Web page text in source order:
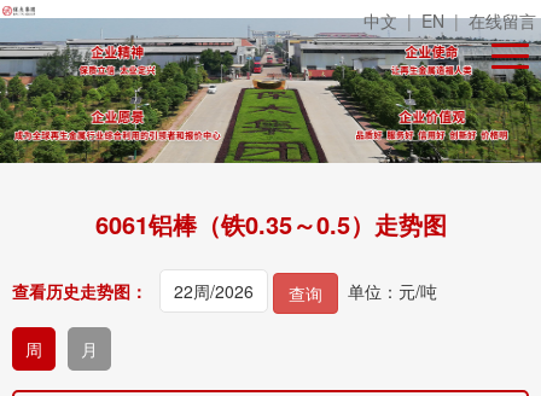
中文 | EN | 在线留言
6061铝棒（铁0.35～0.5）走势图
查看历史走势图： 查询 单位：元/吨
周 月